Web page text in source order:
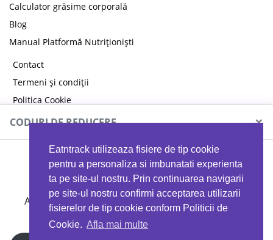
Eatntrack utilizeaza fisiere de tip cookie
pentru a personaliza si imbunatati experienta
ta pe site-ul nostru. Prin continuarea navigarii
pe site-ul nostru confirmi acceptarea utilizarii
fisierelor de tip cookie conform Politicii de
Cookie. Afla mai multe
Calculator grăsime corporală
Blog
Manual Platformă Nutriționiști
Contact
Termeni și condiții
Politica Cookie
Politica de confidențialitate
CODURI DE REDUCERE ×
MYPROTEIN
Ai 40%reducere la orice comandă folosind codul
EATTRACK